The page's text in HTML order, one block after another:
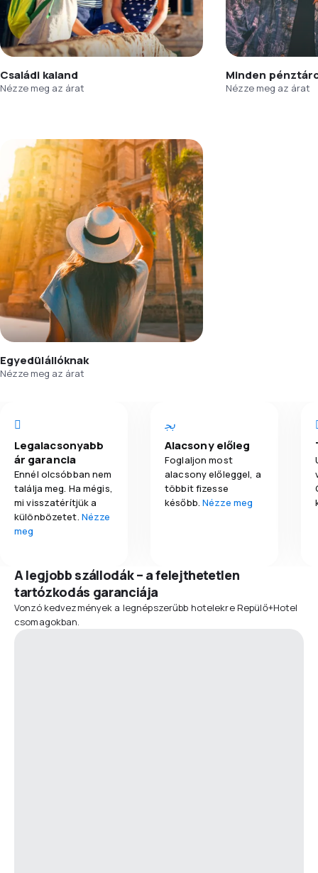
Családi kaland
Nézze meg az árat
Minden
Nézze meg az árat
Egyedülállóknak
Nézze meg az árat
Legalacsonyabb
ár garancia
Ennél olcsóbban nem
találja meg. Ha mégis,
mi visszatérítjük a
különbözetet. Nézze
meg
Alacsony előleg
Foglaljon most
alacsony előleggel, a
többit fizesse
később.Nézze meg
A legjobb szállodák – a felejthetetlen
tartózkodás garanciája
Vonzó kedvezmények a legnépszerűbb hotelekre Repülő+Hotel
csomagokban.